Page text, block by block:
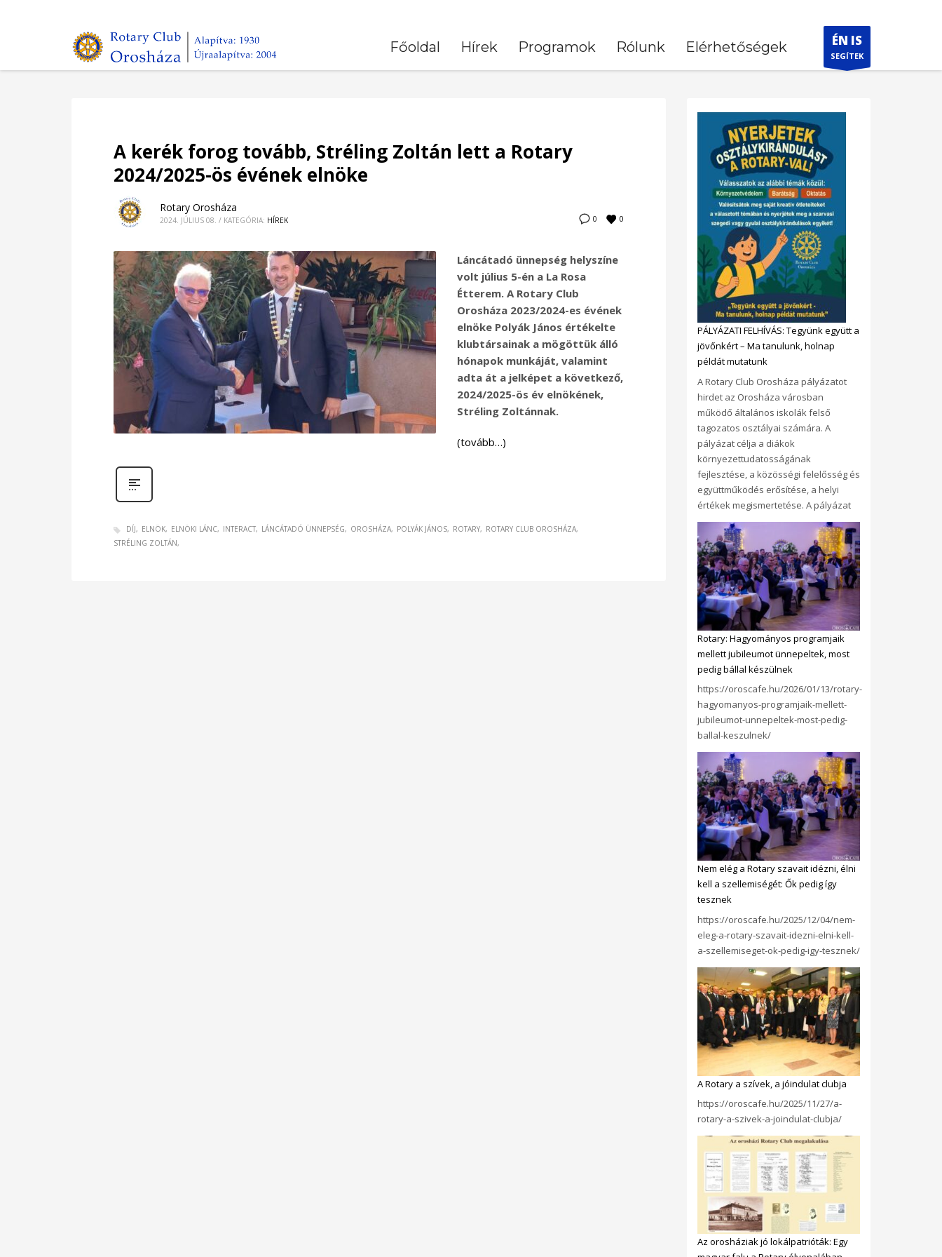
Főoldal Hírek Programok Rólunk Elérhetőségek ÉN IS
SEGÍTEK
A kerék forog tovább, Stréling Zoltán lett a Rotary
2024/2025-ös évének elnöke
0 0
Rotary Orosháza
2024. JÚLIUS 08. / KATEGÓRIA: HÍREK
Láncátadó ünnepség helyszíne
volt július 5-én a La Rosa
Étterem. A Rotary Club
Orosháza 2023/2024-es évének
elnöke Polyák János értékelte
klubtársainak a mögöttük álló
hónapok munkáját, valamint
adta át a jelképet a következő,
2024/2025-ös év elnökének,
Stréling Zoltánnak.
(tovább…)
DÍJ ELNÖK ELNÖKI LÁNC INTERACT LÁNCÁTADÓ ÜNNEPSÉG OROSHÁZA POLYÁK JÁNOS ROTARY
ROTARY CLUB OROSHÁZA
STRÉLING ZOLTÁN
PÁLYÁZATI FELHÍVÁS: Tegyünk együtt a
jövőnkért – Ma tanulunk, holnap
példát mutatunk
A Rotary Club Orosháza pályázatot
hirdet az Orosháza városban
működő általános iskolák felső
tagozatos osztályai számára. A
pályázat célja a diákok
környezettudatosságának
fejlesztése, a közösségi felelősség és
együttműködés erősítése, a helyi
értékek megismertetése. A pályázat
Rotary: Hagyományos programjaik
mellett jubileumot ünnepeltek, most
pedig bállal készülnek
https://oroscafe.hu/2026/01/13/rotary-
hagyomanyos-programjaik-mellett-
jubileumot-unnepeltek-most-pedig-
ballal-keszulnek/
Nem elég a Rotary szavait idézni, élni
kell a szellemiségét: Ők pedig így
tesznek
https://oroscafe.hu/2025/12/04/nem-
eleg-a-rotary-szavait-idezni-elni-kell-
a-szellemiseget-ok-pedig-igy-tesznek/
A Rotary a szívek, a jóindulat clubja
https://oroscafe.hu/2025/11/27/a-
rotary-a-szivek-a-joindulat-clubja/
Az orosháziak jó lokálpatrióták: Egy